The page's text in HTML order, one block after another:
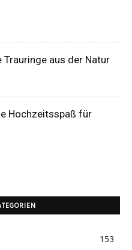
aus der Natur
Hochzeitsspaß für
153